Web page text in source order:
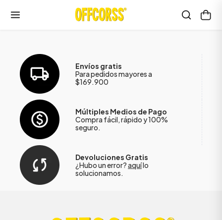
Envíos gratis
Para pedidos mayores a
$169.900
Múltiples Medios de Pago
Compra fácil, rápido y 100%
seguro.
Devoluciones Gratis
¿Hubo un error?aquílo
solucionamos.